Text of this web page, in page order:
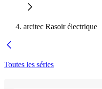
arcitec Rasoir électrique
Toutes les séries